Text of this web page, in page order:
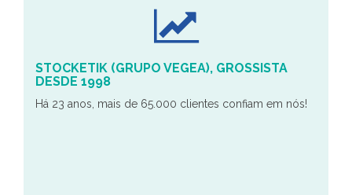
STOCKETIK (GRUPO VEGEA), GROSSISTA
DESDE 1998
Há 23 anos, mais de 65.000 clientes confiam em nós!